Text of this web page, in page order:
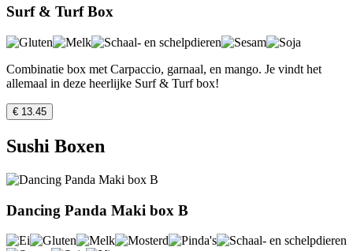
Surf & Turf Box
Combinatie box met Carpaccio, garnaal, en mango. Je vindt het
allemaal in deze heerlijke Surf & Turf box!
€ 13.45
Sushi Boxen
Dancing Panda Maki box B